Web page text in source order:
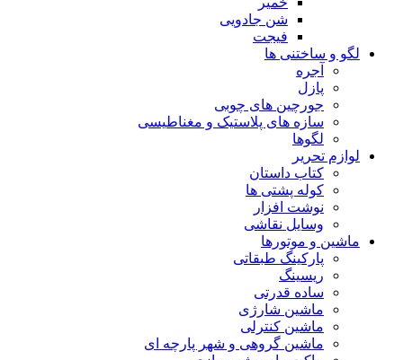
شن جادویی
فیجت
لگو و ساختنی ها
آجره
پازل
جورچین های چوبی
سازه های پلاستیک و مغناطیسی
لگوها
لوازم تحریر
کتاب داستان
کوله پشتی ها
نوشت افزار
وسایل نقاشی
ماشین و موتورها
پارکینگ طبقاتی
ریسینگ
ساده قدرتی
ماشین شارژی
ماشین کنترلی
ماشین گروهی و شهر پارچه ای